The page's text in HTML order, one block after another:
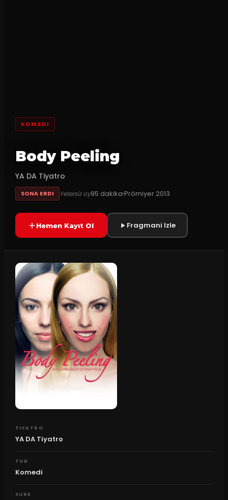
KOMEDI
Body Peeling
YA DA Tiyatro
SONA ERDI Yetersiz oy95 dakikaPrömiyer 2013
Hemen Kayıt Ol Fragmani Izle
TIYATRO
YA DA Tiyatro
TUR
Komedi
SURE